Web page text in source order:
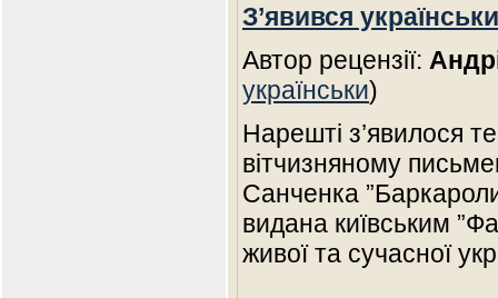
З’явився
Автор рецензії:
українськи)
Нарешті з’явилося
вітчизняному
Санченка
видана київським
живої та сучасної